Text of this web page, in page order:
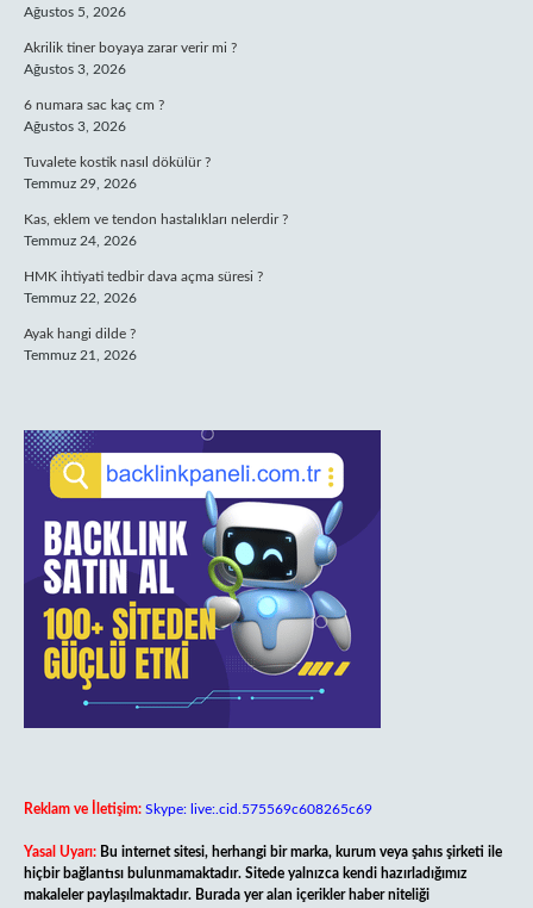
Ağustos 5, 2026
Akrilik tiner boyaya zarar verir mi ?
Ağustos 3, 2026
6 numara sac kaç cm ?
Ağustos 3, 2026
Tuvalete kostik nasıl dökülür ?
Temmuz 29, 2026
Kas, eklem ve tendon hastalıkları nelerdir ?
Temmuz 24, 2026
HMK ihtiyati tedbir dava açma süresi ?
Temmuz 22, 2026
Ayak hangi dilde ?
Temmuz 21, 2026
Reklam ve İletişim: Skype: live:.cid.575569c608265c69
Yasal Uyarı: Bu internet sitesi, herhangi bir marka, kurum veya şahıs şirketi ile
hiçbir bağlantısı bulunmamaktadır. Sitede yalnızca kendi hazırladığımız
makaleler paylaşılmaktadır. Burada yer alan içerikler haber niteliği